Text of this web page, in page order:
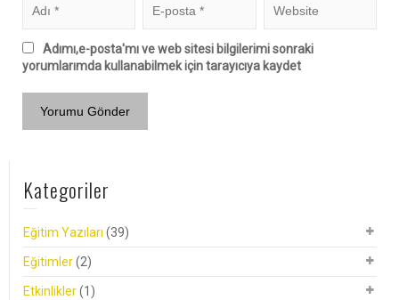
Adımı,e-posta'mı ve web sitesi bilgilerimi sonraki
yorumlarımda kullanabilmek için tarayıcıya kaydet
Kategoriler
Eğitim Yazıları (39)
Eğitimler(2)
Etkinlikler(1)